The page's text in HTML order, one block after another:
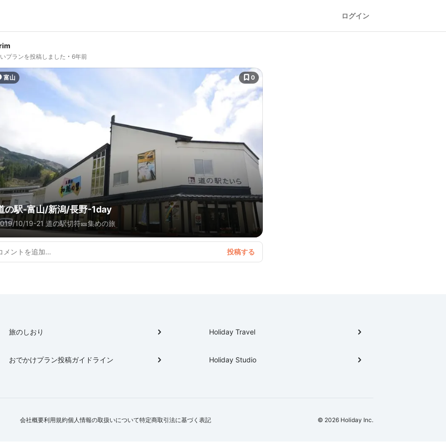
ログイン
プランを投稿しました 6年前
富山 0
の駅-富山/新潟/長野-1day
10/19-21 道の駅切符🎫集めの旅
旅のしおり
おでかけプラン投稿ガイドライン
Holiday Travel
Holiday Studio
会社概要利用規約個人情報の取扱いについて特定商取引法に基づく表記 © 2026 Holiday Inc.